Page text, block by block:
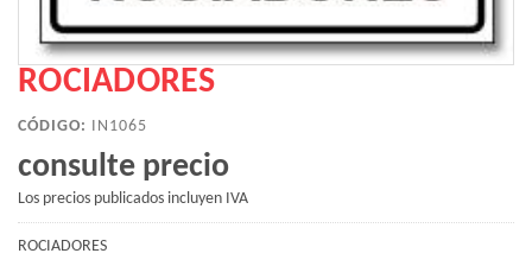
ROCIADORES
CÓDIGO: IN1065
consulte precio
Los precios publicados incluyen IVA
ROCIADORES